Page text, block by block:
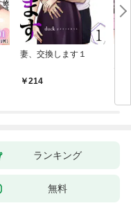
妻、交換します１
214
な
ランキング
無料